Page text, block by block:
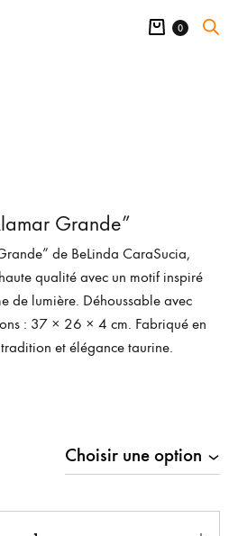
Panier
0
Grande”
de BeLinda CaraSucia,
qualité avec un motif inspiré
de lumière. Déhoussable avec
: 37 × 26 × 4 cm. Fabriqué en
et élégance taurine.